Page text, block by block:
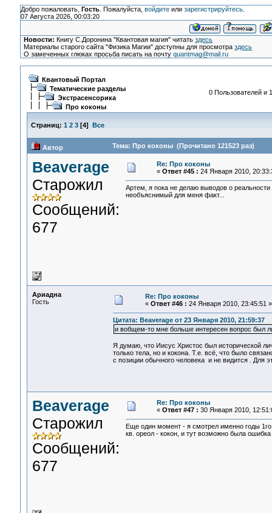
Добро пожаловать, Гость. Пожалуйста, войдитеили зарегистрируйтесь.
07 Августа 2026, 00:03:20
Новости: Книгу С.Доронина "Квантовая магия" читатьздесь
Материалы старого сайта "Физика Магии" доступны для просмотраздесь
О замеченных глюках просьба писать на почтуquantmag@mail.ru
Квантовый Портал
Тематические разделы
Экстрасенсорика
Про коконы
0 Пользователей и
Страниц: 1 2 3[4] Все
Автор Тема: Про коконы (Прочитано 121523 раз)
Beaverage
Старожил
Сообщений:
677
Re: Про коконы
« Ответ #45 : 24 Января 2010,
Артем, я пока не делаю выводов о реальности
необъяснимый для меня факт...
Ариадна
Гость
Re: Про коконы
« Ответ #46 : 24 Января 2010, 23:45:51 »
Цитата: Beaverage от 23 Января 2010, 21:59:37
и вобщем-то мне больше интересен вопрос был
Я думаю, что Иисус Христос был исторической
только тела, но и кокона. Т.е. всё, что было
с позиции обычного человека и не видится . Для
Beaverage
Старожил
Сообщений:
677
Re: Про коконы
« Ответ #47 : 30 Января 2010,
Еще один момент - я смотрел именно годы
кв. ореол - кокон, и тут возможно была ошибка